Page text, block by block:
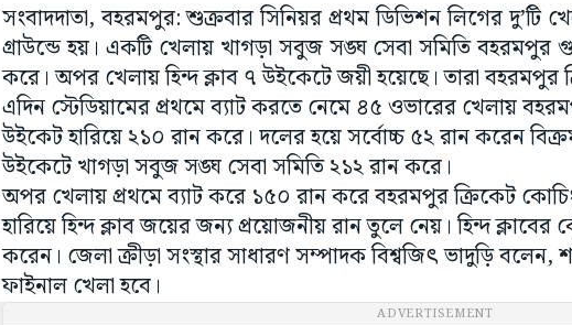
সংবাদদাতা, বহরমপুর: শুক্রবার সিনিয়র প্রথম ডিভিশন লিগের দু’টি
গ্রাউন্ডে হয়। একটি খেলায় খাগড়া সবুজ সঙ্ঘ সেবা সমিতি বহরমপুর
করে। অপর খেলায় হিন্দ ক্লাব ৭ উইকেটে জয়ী হয়েছে। তারা বহরমপুর
এদিন স্টেডিয়ামের প্রথমে ব্যাট করতে নেমে ৪৫ ওভারের খেলায়
উইকেট হারিয়ে ২১০ রান করে। দলের হয়ে সর্বোচ্চ ৫২ রান করেন
উইকেটে খাগড়া সবুজ সঙ্ঘ সেবা সমিতি ২১২ রান করে।
অপর খেলায় প্রথমে ব্যাট করে ১৫০ রান করে বহরমপুর ক্রিকেট
হারিয়ে হিন্দ ক্লাব জয়ের জন্য প্রয়োজনীয় রান তুলে নেয়। হিন্দ
করেন। জেলা ক্রীড়া সংস্থার সাধারণ সম্পাদক বিশ্বজিৎ ভাদুড়ি
ফাইনাল খেলা হবে।
ADVERTISEMENT